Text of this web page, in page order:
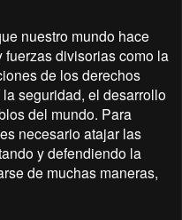
nuestro mundo hace
fuerzas divisorias como la
de los derechos
seguridad, el desarrollo
del mundo. Para
necesario atajar las
y defendiendo la
de muchas maneras,